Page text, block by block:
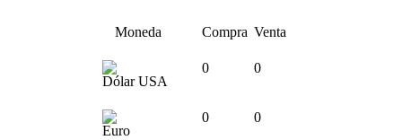
Moneda Compra Venta
Dólar USA
0 0
Euro
0 0